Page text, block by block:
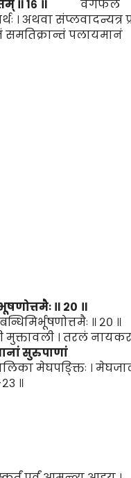
॥१६ ॥ वेगफलं
। अथवा संप्लवादन्यत्र
समतिक्रान्तं पलायमानं
॥ २० ॥
॥ २० ॥
। तरलं
सुरुपाणां
मेघपङ्क्तिः ।
॥